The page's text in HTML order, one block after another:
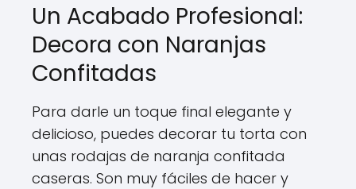
Un Acabado Profesional:
Decora con Naranjas
Confitadas
Para darle un toque final elegante y
delicioso, puedes decorar tu torta con
unas rodajas de naranja confitada
caseras. Son muy fáciles de hacer y